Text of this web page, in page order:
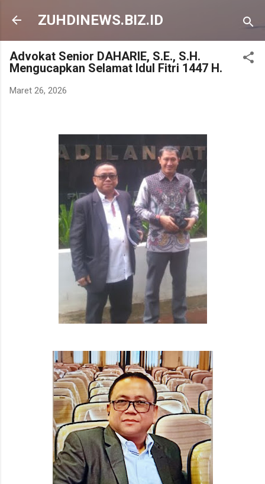
Langsung ke konten utama
ZUHDINEWS.BIZ.ID
Advokat Senior DAHARIE, S.E., S.H.
Mengucapkan Selamat Idul Fitri 1447 H.
Maret 26, 2026